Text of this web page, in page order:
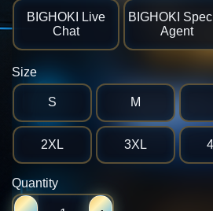
BIGHOKI Live
Chat
BIGHOKI
Agent
Size
S M
2XL 3XL
Quantity